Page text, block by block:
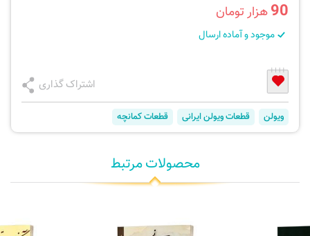
90هزار تومان
موجود و آماده ارسال
اشتراک گذاری
ویولن قطعات ویولن ایرانی قطعات کمانچه
محصولات مرتبط